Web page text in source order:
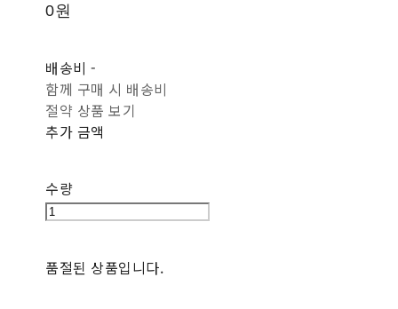
0원
배송비-
함께 구매 시 배송비
절약 상품 보기
추가 금액
수량
품절된 상품입니다.